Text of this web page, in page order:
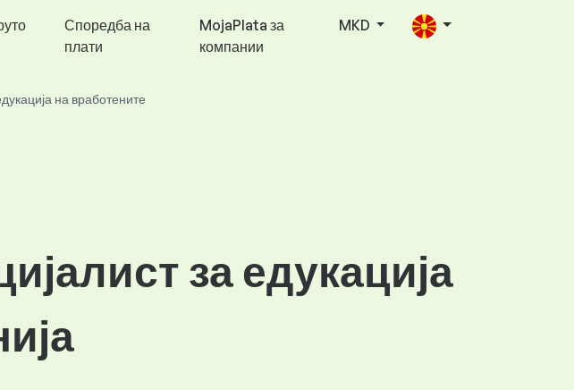
Споредба на
плати
MojaPlata за
компании
MKD
на вработените
за едукација